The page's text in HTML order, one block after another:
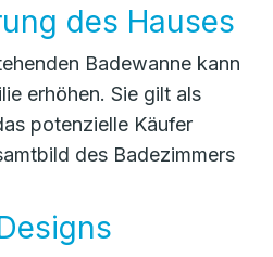
des Hauses
Badewanne kann
erhöhen. Sie gilt als
potenzielle Käufer
des Badezimmers